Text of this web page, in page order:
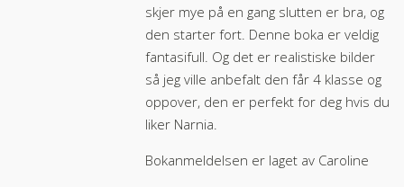
skjer mye på en gang slutten er bra, og
den starter fort. Denne boka er veldig
fantasifull. Og det er realistiske bilder
så jeg ville anbefalt den får 4 klasse og
oppover, den er perfekt for deg hvis du
liker Narnia.
Bokanmeldelsen er laget av Caroline